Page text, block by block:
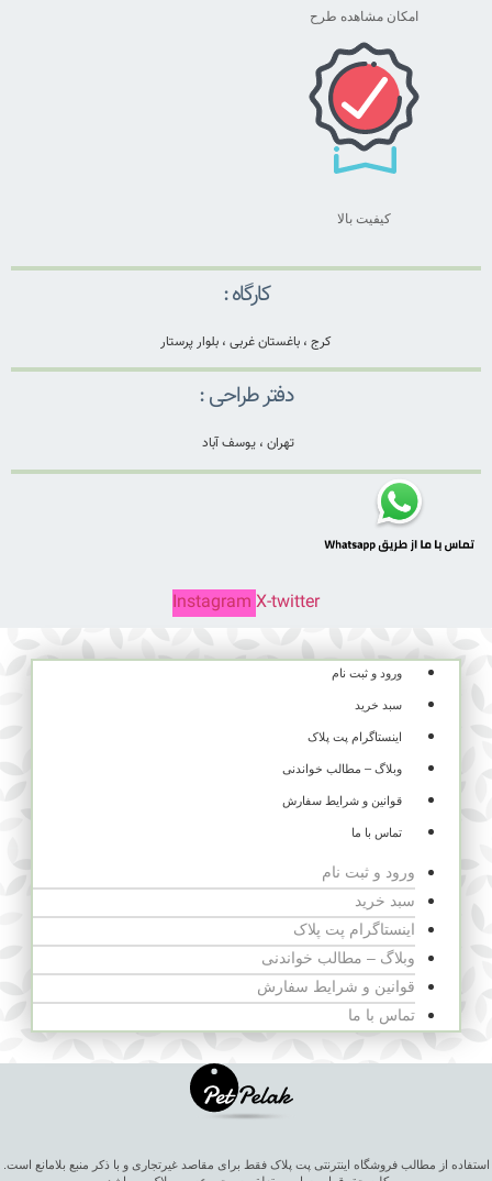
امکان مشاهده طرح
کیفیت بالا
کارگاه :
کرج ، باغستان غربی ، بلوار پرستار
دفتر طراحی :
تهران ، یوسف آباد
Instagram X-twitter
ورود و ثبت نام
سبد خرید
اینستاگرام پت پلاک
وبلاگ – مطالب خواندنی
قوانین و شرایط سفارش
تماس با ما
ورود و ثبت نام
سبد خرید
اینستاگرام پت پلاک
وبلاگ – مطالب خواندنی
قوانین و شرایط سفارش
تماس با ما
استفاده از مطالب فروشگاه اینترنتی پت پلاک فقط برای مقاصد غیرتجاری و با ذکر منبع بلامانع است.